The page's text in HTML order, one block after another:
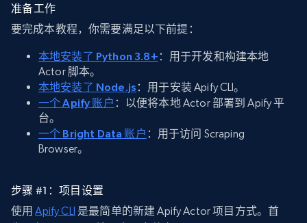
准备工作
要完成本教程，你需要满足以下前提：
本地安装了 Python 3.8+ ：用于开发和构建本地
Actor 脚本。
本地安装了 Node.js ：用于安装 Apify CLI。
一个 Apify 账户 ：以便将本地 Actor 部署到 Apify 平
台。
一个 Bright Data 账户 ：用于访问 Scraping
Browser。
步骤 #1：项目设置
使用Apify CLI 是最简单的新建 Apify Actor 项目方式。首